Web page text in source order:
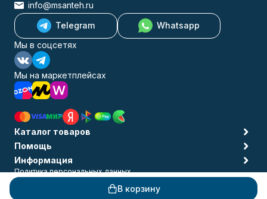
В корзину
info@msanteh.ru
Telegram
Whatsapp
Мы в соцсетях
Мы на маркетплейсах
Каталог товаров
Помощь
Информация
Политика персональных данных
© 2009-2026 MSANTEH